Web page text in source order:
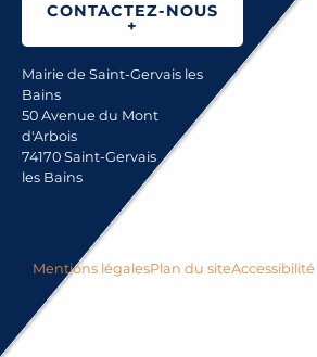
CONTACTEZ-NOUS
+
Mairie de Saint-Gervais les
Bains
50 Avenue du Mont
d'Arbois
74170 Saint-Gervais
les Bains
Mentions légalesPlan du siteAccessibilité